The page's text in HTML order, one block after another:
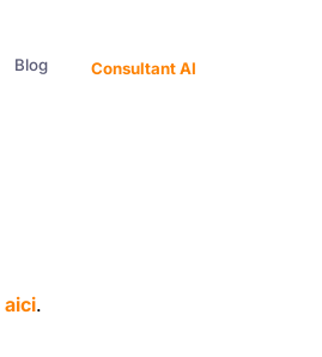
Blog Consultant AI
aici.